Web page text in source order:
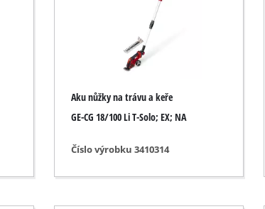
Aku nůžky na trávu a keře
GE-CG 18/100 Li T-Solo; EX; NA
Číslo výrobku 3410314